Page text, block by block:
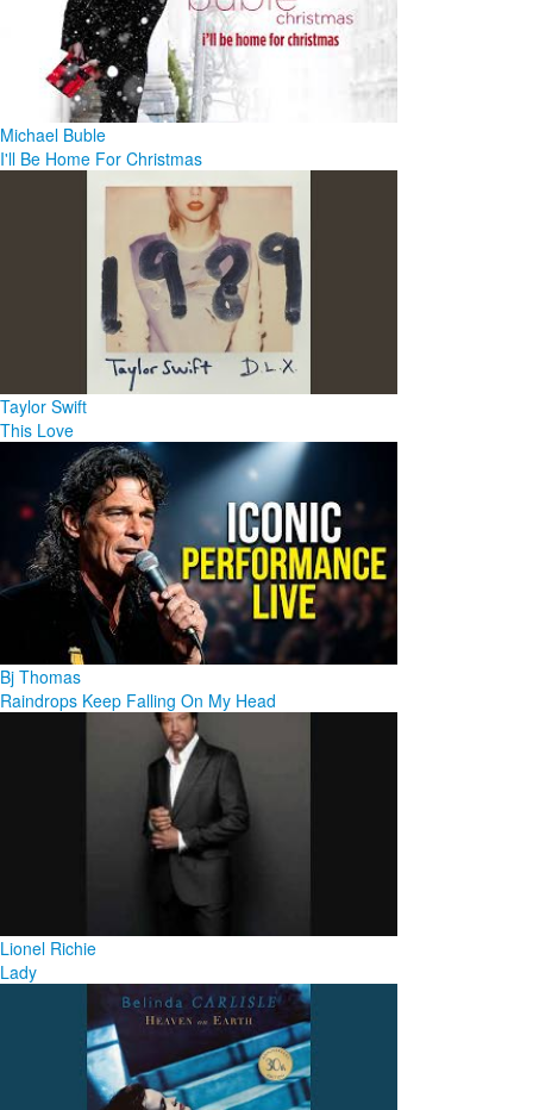
Michael Buble
I'll Be Home For Christmas
Taylor Swift
This Love
Bj Thomas
Raindrops Keep Falling On My Head
Lionel Richie
Lady